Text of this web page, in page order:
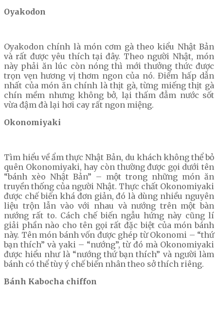
Oyakodon
Oyakodon chính là món cơm gà theo kiểu Nhật Bản
và rất được yêu thích tại đây. Theo người Nhật, món
này phải ăn lúc còn nóng thì mới thưởng thức được
trọn vẹn hương vị thơm ngon của nó. Điểm hấp dẫn
nhất của món ăn chính là thịt gà, từng miếng thịt gà
chín mềm nhưng không bở, lại thấm đẫm nước sốt
vừa đậm đà lại hơi cay rất ngon miệng.
Okonomiyaki
Tìm hiểu về ẩm thực Nhật Bản, du khách không thể bỏ
quên Okonomiyaki, hay còn thường được gọi dưới tên
“bánh xèo Nhật Bản” – một trong những món ăn
truyền thống của người Nhật. Thực chất Okonomiyaki
được chế biến khá đơn giản, đó là dùng nhiều nguyên
liệu trộn lẫn vào với nhau và nướng trên một bàn
nướng rất to. Cách chế biến ngẫu hứng này cũng lí
giải phần nào cho tên gọi rất đặc biệt của món bánh
này. Tên món bánh vốn được ghép từ Okonomi – “thứ
bạn thích” và yaki – “nướng”, từ đó mà Okonomiyaki
được hiểu như là “nướng thứ bạn thích” và người làm
bánh có thể tùy ý chế biến nhân theo sở thích riêng.
Bánh Kabocha chiffon